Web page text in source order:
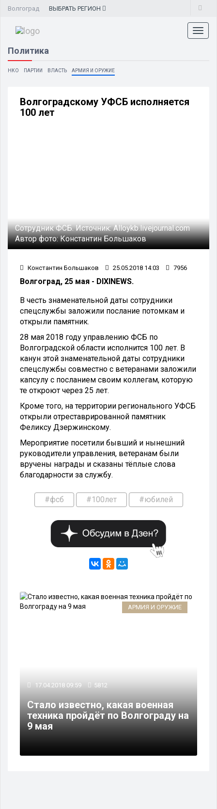
Волгоград ВЫБРАТЬ РЕГИОН
Политика
НКО ПАРТИИ ВЛАСТЬ АРМИЯ И ОРУЖИЕ
Волгоградскому УФСБ исполняется
100 лет
Сотрудник ФСБ.Источник:Alloykb.livejournal.com
Автор фото:Константин Большаков
Константин Большаков 25.05.2018 14:03 7956
Волгоград, 25 мая - DIXINEWS.
В честь знаменательной даты сотрудники
спецслужбы заложили послание потомкам и
открыли памятник.
28 мая 2018 году управлению ФСБ по
Волгоградской области исполнится 100 лет. В
канун этой знаменательной даты сотрудники
спецслужбы совместно с ветеранами заложили
капсулу с посланием своим коллегам, которую
те откроют через 25 лет.
Кроме того, на территории регионального УФСБ
открыли отреставрированной памятник
Феликсу Дзержинскому.
Мероприятие посетили бывший и нынешний
руководители управления, ветеранам были
вручены награды и сказаны тёплые слова
благодарности за службу.
#фсб #100лет #юбилей
АРМИЯ И ОРУЖИЕ
17.04.2018 09:59 5812
Стало известно, какая военная
техника пройдёт по Волгограду на
9 мая